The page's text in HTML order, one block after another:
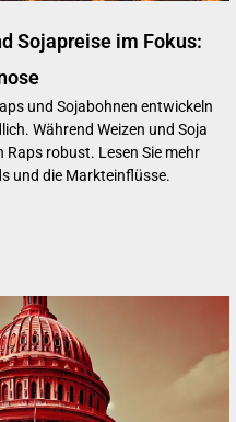
Sojapreise im Fokus:
und Sojabohnen entwickeln
Während Weizen und Soja
Raps robust. Lesen Sie mehr
und die Markteinflüsse.